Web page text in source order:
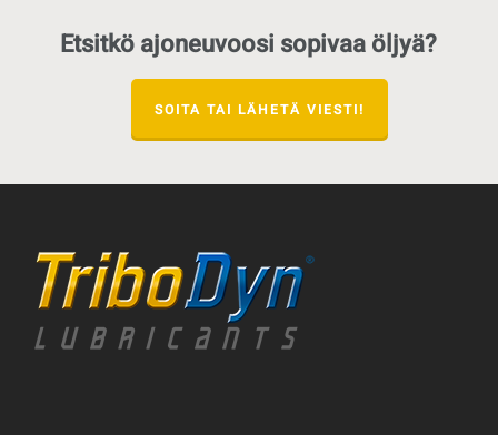
Etsitkö ajoneuvoosi sopivaa öljyä?
SOITA TAI LÄHETÄ VIESTI!